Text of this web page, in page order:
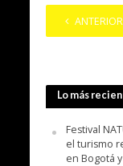
ANTERIOR
1 …
Lo más
Festival
el turismo
en Bogotá